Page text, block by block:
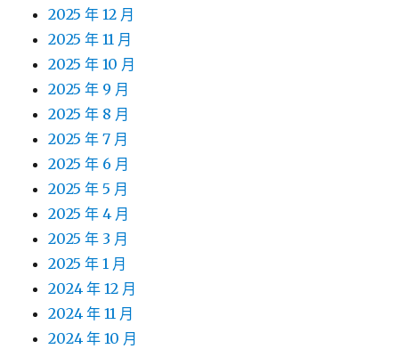
2025 年 12 月
2025 年 11 月
2025 年 10 月
2025 年 9 月
2025 年 8 月
2025 年 7 月
2025 年 6 月
2025 年 5 月
2025 年 4 月
2025 年 3 月
2025 年 1 月
2024 年 12 月
2024 年 11 月
2024 年 10 月